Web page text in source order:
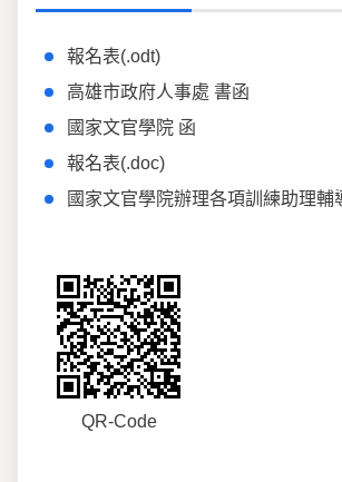
報名表(.odt)
高雄市政府人事處 書函
國家文官學院 函
報名表(.doc)
國家文官學院辦理各項訓練助理輔
QR-Code